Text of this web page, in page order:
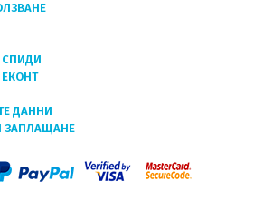
СПИДИ
ДАННИ
ЗАПЛАЩАНЕ